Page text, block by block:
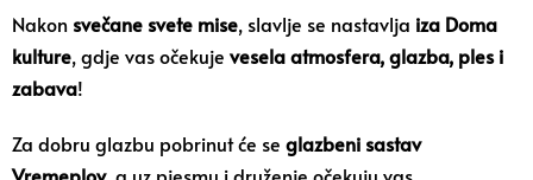
Nakon svečane svete mise, slavlje se nastavlja iza Doma
kulture, gdje vas očekuje vesela atmosfera, glazba, ples i
zabava!
Za dobru glazbu pobrinut će se glazbeni sastav